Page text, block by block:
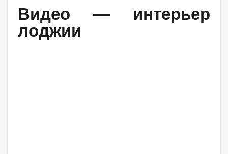
Видео — интерьер
лоджии